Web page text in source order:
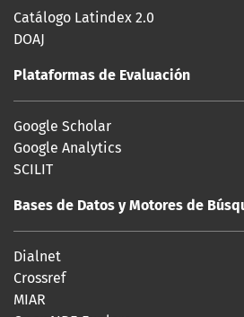
Catálogo Latindex 2.0
DOAJ
Plataformas de Evaluación
Google Scholar
Google Analytics
SCILIT
Bases de Datos y Motores de
Dialnet
Crossref
MIAR